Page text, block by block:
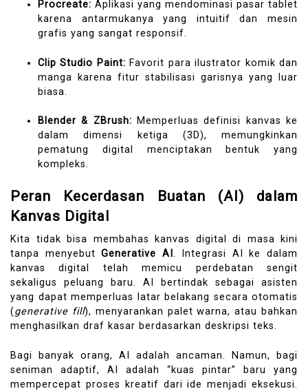
Procreate: Aplikasi yang mendominasi pasar tablet
karena antarmukanya yang intuitif dan mesin
grafis yang sangat responsif.
Clip Studio Paint: Favorit para ilustrator komik dan
manga karena fitur stabilisasi garisnya yang luar
biasa.
Blender & ZBrush: Memperluas definisi kanvas ke
dalam dimensi ketiga (3D), memungkinkan
pematung digital menciptakan bentuk yang
kompleks.
Peran Kecerdasan Buatan (AI) dalam
Kanvas Digital
Kita tidak bisa membahas kanvas digital di masa kini
tanpa menyebutGenerative AI . Integrasi AI ke dalam
kanvas digital telah memicu perdebatan sengit
sekaligus peluang baru. AI bertindak sebagai asisten
yang dapat memperluas latar belakang secara otomatis
(generative fill), menyarankan palet warna, atau bahkan
menghasilkan draf kasar berdasarkan deskripsi teks.
Bagi banyak orang, AI adalah ancaman. Namun, bagi
seniman adaptif, AI adalah “kuas pintar” baru yang
mempercepat proses kreatif dari ide menjadi eksekusi.